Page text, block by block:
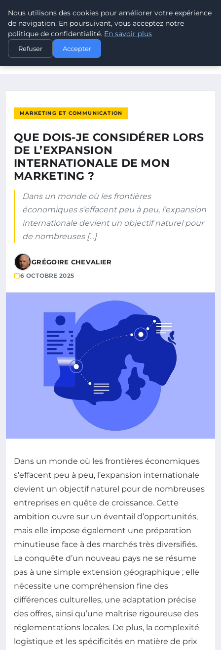
LEAD REVOLUTION
ACCUEIL
MARKETING ET COMMUNICATION
QUE DOIS-JE CONSIDÉRER LORS DE L’EXPANSION
MARKETING ET COMMUNICATION
QUE DOIS-JE CONSIDÉRER LORS
DE L’EXPANSION
INTERNATIONALE DE MON
MARKETING ?
Dans un monde où les frontières
économiques s’effacent peu à peu, l’expansion
internationale devient un objectif naturel pour
de nombreuses […]
GRÉGOIRE CHEVALIER
6 OCTOBRE 2025
Dans un monde où les frontières économiques
s’effacent peu à peu, l’expansion internationale
devient un objectif naturel pour de nombreuses
entreprises en quête de croissance. Cette
ambition ouvre sur un éventail d’opportunités,
mais elle impose également une préparation
minutieuse face à des marchés très diversifiés.
La conquête d’un nouveau pays ne se résume
pas à une simple extension géographique ; elle
nécessite une compréhension fine des
différences culturelles, une adaptation précise
des offres, ainsi qu’une maîtrise rigoureuse des
réglementations locales. De plus, la complexité
logistique et les spécificités en matière de prix
Nous utilisons des cookies pour améliorer votre expérience
de navigation. En poursuivant, vous acceptez notre
politique de confidentialité. En savoir plus
Refuser Accepter